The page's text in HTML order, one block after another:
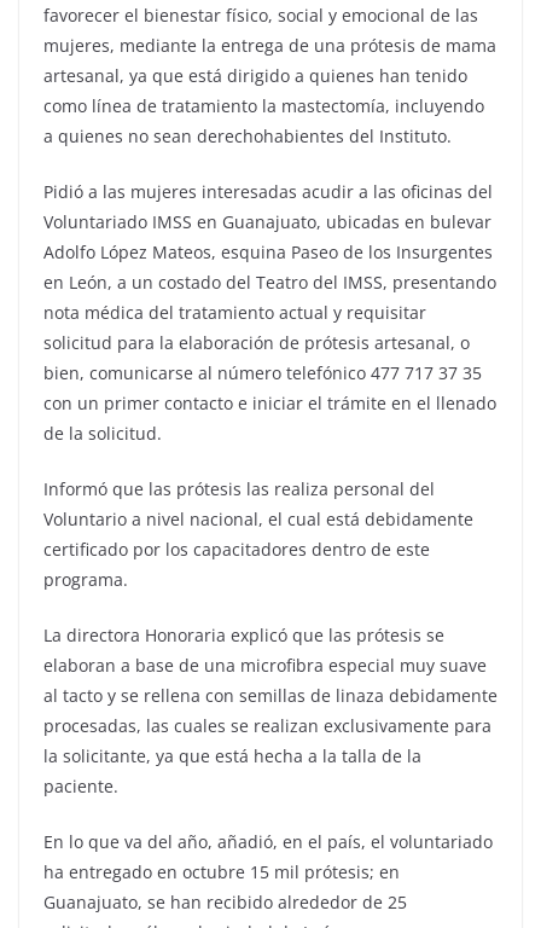
favorecer el bienestar físico, social y emocional de las
mujeres, mediante la entrega de una prótesis de mama
artesanal, ya que está dirigido a quienes han tenido
como línea de tratamiento la mastectomía, incluyendo
a quienes no sean derechohabientes del Instituto.
Pidió a las mujeres interesadas acudir a las oficinas del
Voluntariado IMSS en Guanajuato, ubicadas en bulevar
Adolfo López Mateos, esquina Paseo de los Insurgentes
en León, a un costado del Teatro del IMSS, presentando
nota médica del tratamiento actual y requisitar
solicitud para la elaboración de prótesis artesanal, o
bien, comunicarse al número telefónico 477 717 37 35
con un primer contacto e iniciar el trámite en el llenado
de la solicitud.
Informó que las prótesis las realiza personal del
Voluntario a nivel nacional, el cual está debidamente
certificado por los capacitadores dentro de este
programa.
La directora Honoraria explicó que las prótesis se
elaboran a base de una microfibra especial muy suave
al tacto y se rellena con semillas de linaza debidamente
procesadas, las cuales se realizan exclusivamente para
la solicitante, ya que está hecha a la talla de la
paciente.
En lo que va del año, añadió, en el país, el voluntariado
ha entregado en octubre 15 mil prótesis; en
Guanajuato, se han recibido alrededor de 25